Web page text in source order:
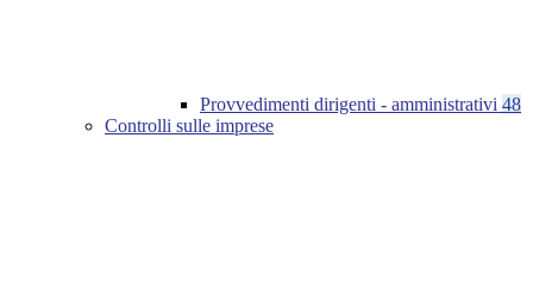
Provvedimenti dirigenti - amministrativi 48
Controlli sulle imprese